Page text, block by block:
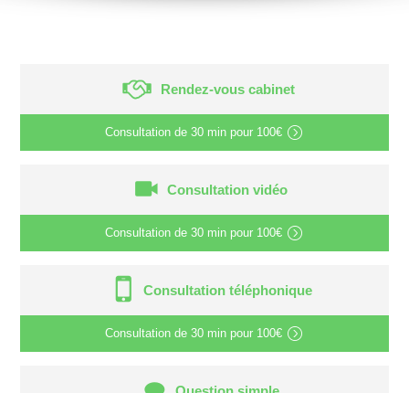
Rendez-vous cabinet
Consultation de 30 min pour 100€
Consultation vidéo
Consultation de 30 min pour 100€
Consultation téléphonique
Consultation de 30 min pour 100€